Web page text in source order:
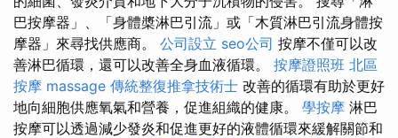
巴按摩器」、「身體槳淋巴引流」或「木質淋巴引流身體按
摩器」來尋找供應商。 公司設立 seo公司 按摩不僅可以改
善淋巴循環，還可以改善全身血液循環。 按摩證照班 北區
按摩 massage 傳統整復推拿技術士 改善的循環有助於更好
地向細胞供應氧氣和營養，促進組織的健康。 學按摩 淋巴
按摩可以透過減少發炎和促進更好的液體循環來緩解關節和